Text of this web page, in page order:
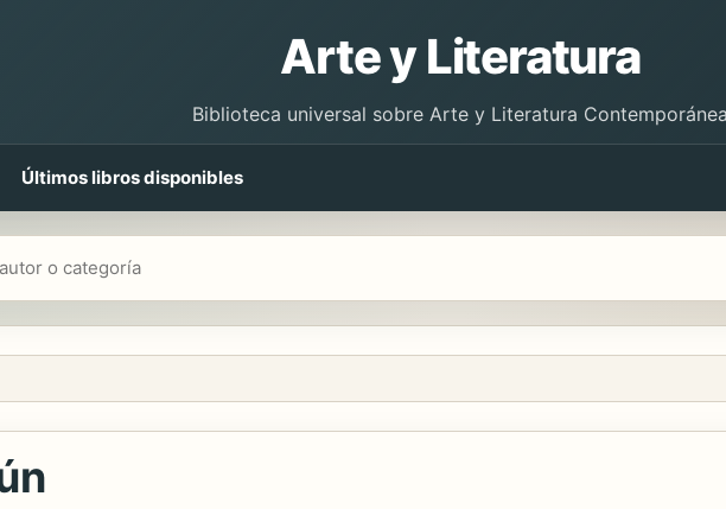
Arte y Literatura
Biblioteca universal sobre Arte y Literatura
Últimos libros disponibles